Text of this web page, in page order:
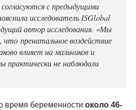
с предыдущими
исследователь ISGlobal
автор исследования. «Мы
пренатальное воздействие
влияет на мальчиков и
практически не наблюдали
время беременности около 46-